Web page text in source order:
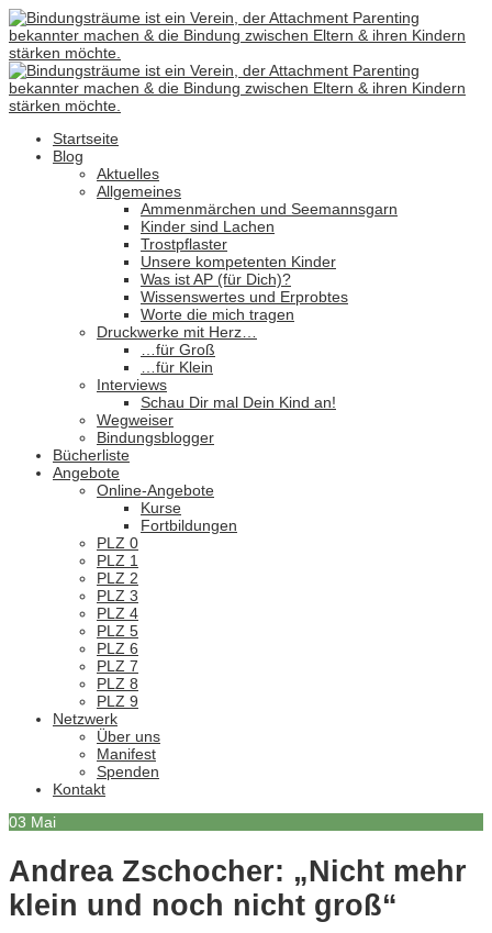
Startseite
Blog
Aktuelles
Allgemeines
Ammenmärchen und Seemannsgarn
Kinder sind Lachen
Trostpflaster
Unsere kompetenten Kinder
Was ist AP (für Dich)?
Wissenswertes und Erprobtes
Worte die mich tragen
Druckwerke mit Herz…
…für Groß
…für Klein
Interviews
Schau Dir mal Dein Kind an!
Wegweiser
Bindungsblogger
Bücherliste
Angebote
Online-Angebote
Kurse
Fortbildungen
PLZ 0
PLZ 1
PLZ 2
PLZ 3
PLZ 4
PLZ 5
PLZ 6
PLZ 7
PLZ 8
PLZ 9
Netzwerk
Über uns
Manifest
Spenden
Kontakt
03 Mai
Andrea Zschocher: „Nicht mehr
klein und noch nicht groß“